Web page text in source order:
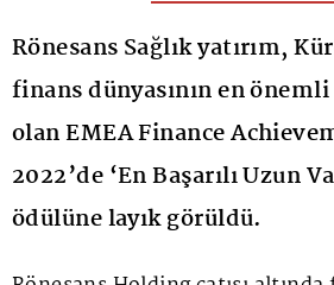
Rönesans Sağlık yatırım,
finans dünyasının en
olan EMEA Finance
2022’de ‘En Başarılı Uzun
ödülüne layık görüldü.